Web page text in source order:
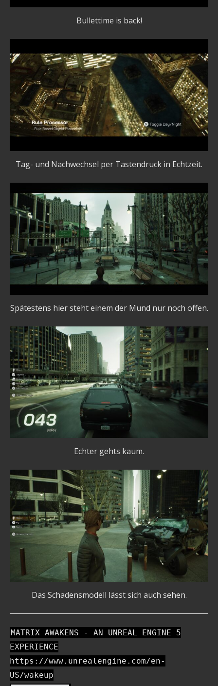
Bullettime is back!
Tag- und Nachwechsel per Tastendruck in Echtzeit.
Spätestens hier steht einem der Mund nur noch offen.
Echter gehts kaum.
Das Schadensmodell lässt sich auch sehen.
MATRIX AWAKENS - AN UNREAL ENGINE 5
EXPERIENCE
https://www.unrealengine.com/en-
US/wakeup